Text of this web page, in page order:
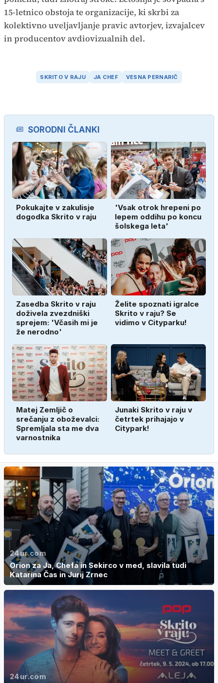
15-letnico obstoja te organizacije, ki skrbi za
kolektivno uveljavljanje pravic avtorjev, izvajalcev
in producentov avdiovizualnih del.
SKRITO V RAJU JA CHEF VESNA PERNARIČ
SORODNI ČLANKI
Pokukajte v zakulisje
dogodka Skrito v raju
'Vsak otrok hrepeni po
lepem oddihu po koncu
šolskega leta'
Zasedba Skrito v raju
doživela zvezdniški
sprejem: 'Včasih mi je
že nerodno'
Želite spoznati igralce
Skrito v raju? Se
vidimo v Cityparku!
Matej Zemljič o
srečanju z oboževalci:
Spremljala sta me dva
varnostnika
Junaki Skrito v raju v
četrtek prihajajo v
Citypark!
24ur.com
Orion za Ja, Chefa in Sekirco v med, slavila tudi
Katarina Čas in Jurij Zrnec
24ur.com